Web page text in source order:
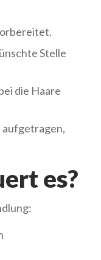
Stelle
die Haare
aufgetragen,
es?